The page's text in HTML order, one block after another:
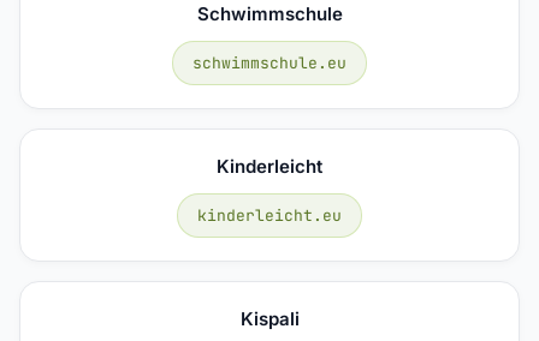
Schwimmschule
schwimmschule.eu
Kinderleicht
kinderleicht.eu
Kispali